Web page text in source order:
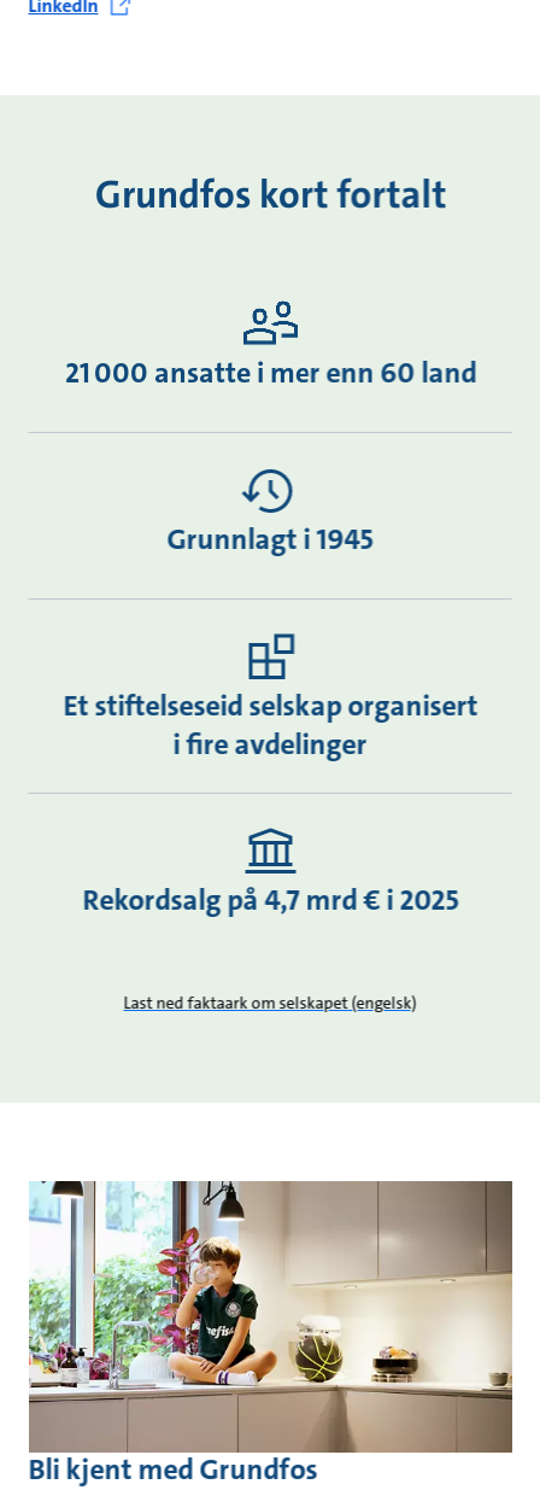
LinkedIn
Grundfos kort fortalt
21 000 ansatte i mer enn 60 land
Grunnlagt i 1945
Et stiftelseseid selskap organisert
i fire avdelinger
Rekordsalg på 4,7 mrd € i 2025
Last ned faktaark om selskapet (engelsk)
Bli kjent med Grundfos